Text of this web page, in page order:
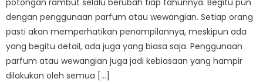
potongan rambut selalu berubah tiap tahunnya. Begitu pun
dengan penggunaan parfum atau wewangian. Setiap orang
pasti akan memperhatikan penampilannya, meskipun ada
yang begitu detail, ada juga yang biasa saja. Penggunaan
parfum atau wewangian juga jadi kebiasaan yang hampir
dilakukan oleh semua […]